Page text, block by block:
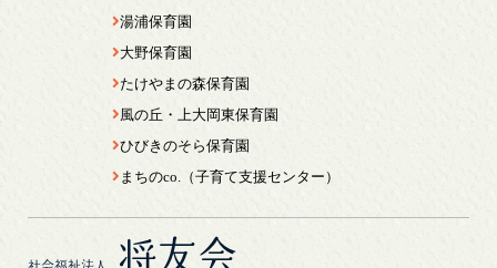
湯浦保育園
大野保育園
たけやまの森保育園
風の丘・上大岡東保育園
ひびきのそら保育園
まちのco.（子育て支援センター）